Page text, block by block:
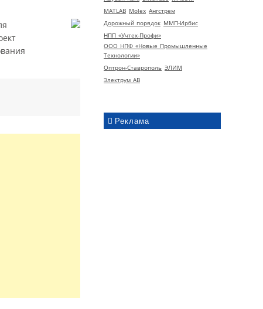
MATLAB Molex Ангстрем
Дорожный порядок ММП-Ирбис
НПП «Учтех-Профи»
ООО НПФ «Новые Промышленные
Технологии»
Оптрон-Ставрополь ЭЛИМ
Электрум АВ
Реклама